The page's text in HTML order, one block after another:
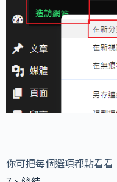
你可把每個選項都點看看